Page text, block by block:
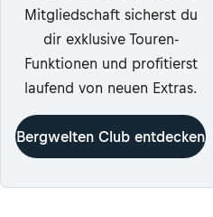
Mitgliedschaft sicherst du
dir exklusive Touren-
Funktionen und profitierst
laufend von neuen Extras.
Bergwelten Club entdecken